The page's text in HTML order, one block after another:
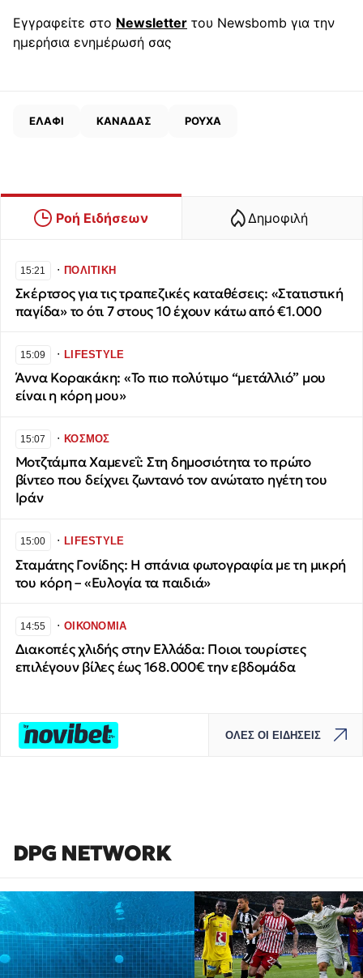
Εγγραφείτε στο Newsletter του Newsbomb για την
ημερήσια ενημέρωσή σας
ΕΛΑΦΙ ΚΑΝΑΔΑΣ ΡΟΥΧΑ
Ροή Ειδήσεων Δημοφιλή
15:21 ∙ΠΟΛΙΤΙΚΗ
Σκέρτσος για τις τραπεζικές καταθέσεις: «Στατιστική
παγίδα» το ότι 7 στους 10 έχουν κάτω από €1.000
15:09 ∙LIFESTYLE
Άννα Κορακάκη: «Το πιο πολύτιμο “μετάλλιό” μου
είναι η κόρη μου»
15:07 ∙ΚΟΣΜΟΣ
Μοτζτάμπα Χαμενεΐ: Στη δημοσιότητα το πρώτο
βίντεο που δείχνει ζωντανό τον ανώτατο ηγέτη του
Ιράν
15:00 ∙LIFESTYLE
Σταμάτης Γονίδης: Η σπάνια φωτογραφία με τη μικρή
του κόρη – «Ευλογία τα παιδιά»
14:55 ∙ΟΙΚΟΝΟΜΙΑ
Διακοπές χλιδής στην Ελλάδα: Ποιοι τουρίστες
επιλέγουν βίλες έως 168.000€ την εβδομάδα
ΟΛΕΣ ΟΙ ΕΙΔΗΣΕΙΣ
DPG NETWORK